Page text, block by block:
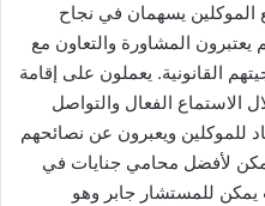
الموكلين يسهمان في نجاح
المشاورة والتعاون مع
القانونية. يعملون على إقامة
الاستماع الفعال والتواصل
للموكلين ويعبرون عن نصائحهم
لأفضل محامي جنايات في
للمستشار جابر وهو